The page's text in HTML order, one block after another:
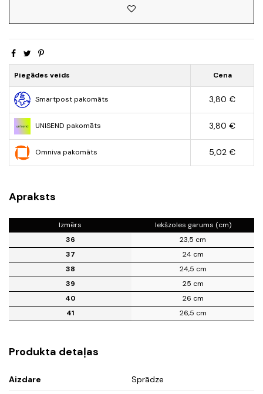
Piegādes veids Cena
Smartpost pakomāts 3,80 €
UNISEND pakomāts 3,80 €
Omniva pakomāts 5,02 €
Apraksts
Izmērs
Iekšzoles garums (cm)
36
23,5 cm
37
24 cm
38
24,5 cm
39
25 cm
40
26 cm
41
26,5 cm
Produkta detaļas
Aizdare
Sprādze